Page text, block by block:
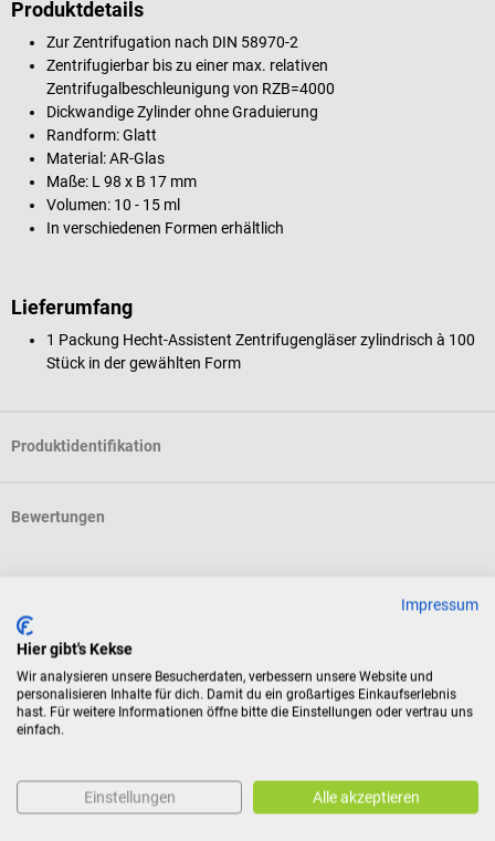
Produktdetails
Zur Zentrifugation nach DIN 58970-2
Zentrifugierbar bis zu einer max. relativen
Zentrifugalbeschleunigung von RZB=4000
Dickwandige Zylinder ohne Graduierung
Randform: Glatt
Material: AR-Glas
Maße: L 98 x B 17 mm
Volumen: 10 - 15 ml
In verschiedenen Formen erhältlich
Lieferumfang
1 Packung Hecht-Assistent Zentrifugengläser zylindrisch à 100
Stück in der gewählten Form
Produktidentifikation
Bewertungen
Meditrade
Rollicel Ärztekrepp 100 m
Durchschnittliche Bewertung von 5 von 5 Sternen
Impressum
Hier gibt's Kekse
Wir analysieren unsere Besucherdaten, verbessern unsere Website und
personalisieren Inhalte für dich. Damit du ein großartiges Einkaufserlebnis
hast. Für weitere Informationen öffne bitte die Einstellungen oder vertrau uns
einfach.
Einstellungen Alle akzeptieren